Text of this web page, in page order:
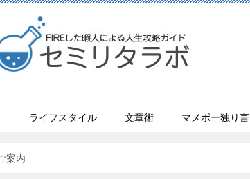
ライフスタイル 文章術 マメボー独り言
案内